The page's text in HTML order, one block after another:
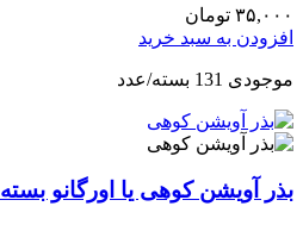
۳۵,۰۰۰ تومان
افزودن به سبد خرید
موجودی 131 بسته/عدد
بذر آویشن کوهی یا اورگانو بسته 200 عددی